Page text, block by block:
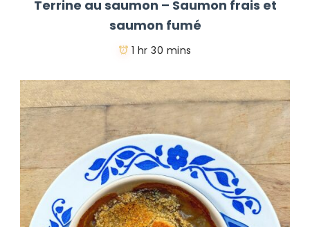
Terrine au saumon – Saumon frais et
saumon fumé
1 hr 30 mins